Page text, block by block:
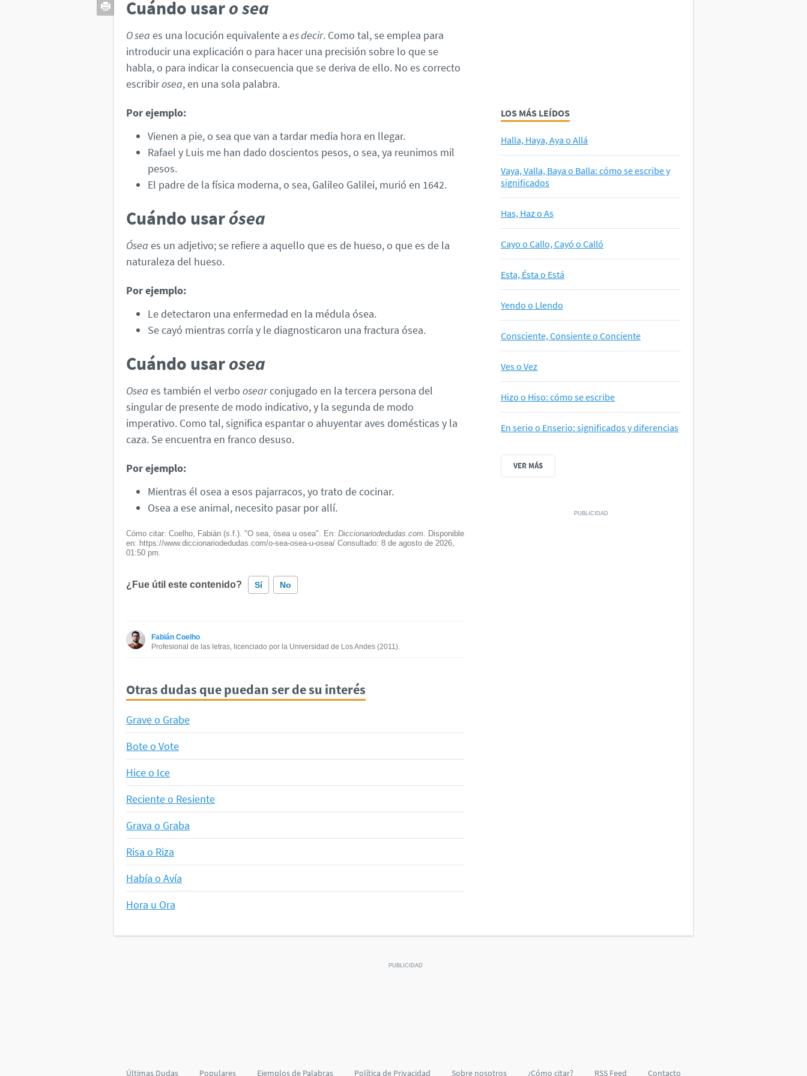
Cuándo usaro sea
O sea es una locución equivalente aes decir. Como tal, se emplea para
introducir una explicación o para hacer una precisión sobre lo que se
habla, o para indicar la consecuencia que se deriva de ello. No es correcto
escribirosea, en una sola palabra.
Por ejemplo:
Vienen a pie, o sea que van a tardar media hora en llegar.
Rafael y Luis me han dado doscientos pesos, o sea, ya reunimos mil
pesos.
El padre de la física moderna, o sea, Galileo Galilei, murió en 1642.
Cuándo usarósea
Ósea es un adjetivo; se refiere a aquello que es de hueso, o que es de la
naturaleza del hueso.
Por ejemplo:
Le detectaron una enfermedad en la médula ósea.
Se cayó mientras corría y le diagnosticaron una fractura ósea.
Cuándo usarosea
Osea es también el verbo osearconjugado en la tercera persona del
singular de presente de modo indicativo, y la segunda de modo
imperativo. Como tal, significa espantar o ahuyentar aves domésticas y la
caza. Se encuentra en franco desuso.
Por ejemplo:
Mientras él osea a esos pajarracos, yo trato de cocinar.
Osea a ese animal, necesito pasar por allí.
Cómo citar: Coelho, Fabián (s.f.). "O sea, ósea u osea". En: Diccionariodedudas.com . Disponible
en: https://www.diccionariodedudas.com/o-sea-osea-u-osea/ Consultado: 8 de agosto de 2026,
01:50 pm.
¿Fue útil este contenido? Sí No
Este contenido no tiene la información que busco
Fabián Coelho
Profesional de las letras, licenciado por la Universidad de Los Andes (2011).
Otras dudas que puedan ser de su interés
Grave o Grabe
Bote o Vote
Hice o Ice
Reciente o Resiente
Grava o Graba
Risa o Riza
Había o Avía
Hora u Ora
LOS MÁS LEÍDOS
Halla, Haya, Aya o Allá
Vaya, Valla, Baya o Balla: cómo se escribe y
significados
Has, Haz o As
Cayo o Callo, Cayó o Calló
Esta, Ésta o Está
Yendo o Llendo
Consciente, Consiente o Conciente
Ves o Vez
Hizo o Hiso: cómo se escribe
En serio o Enserio: significados y diferencias
VER MÁS
Últimas Dudas Populares Ejemplos de Palabras Política de Privacidad Sobre nosotros ¿Cómo citar? RSS Feed Contacto